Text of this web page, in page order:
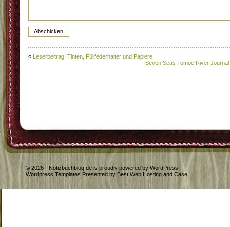
« Leserbeitrag: Tinten, Füllfederhalter und Papiere
Seven Seas Tomoe River Journal
© 2026 - Notizbuchblog.de is proudly powered by WordPress
Wordpress Templates Presented by Best Web Hosting and Case